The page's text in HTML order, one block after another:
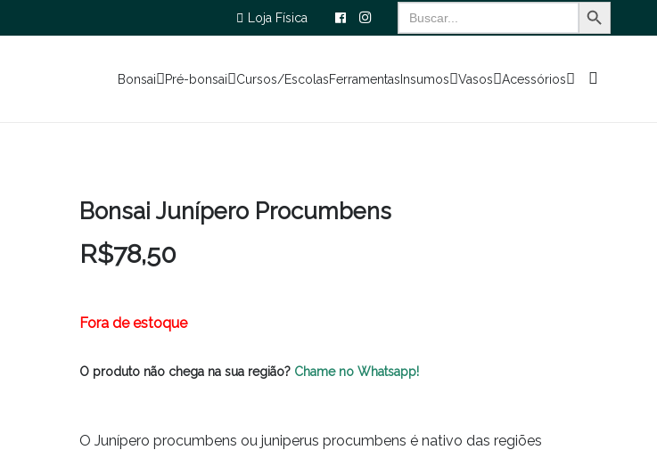
Loja Física
Search
for:
Bonsai Pré-bonsai Cursos/EscolasFerramentasInsumos Vasos Acessórios
Bonsai Junípero Procumbens
R$78,50
Fora de estoque
O produto não chega na sua região? Chame no Whatsapp!
O Junípero procumbens ou juniperus procumbens é nativo das regiões